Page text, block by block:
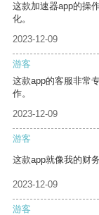
这款加速器app的操
化。
2023-12-09
游客
这款app的客服非常
作。
2023-12-09
游客
这款app就像我的财
2023-12-09
游客